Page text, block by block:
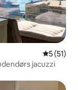
5 ud af 5
5 (51)
jacuzzi